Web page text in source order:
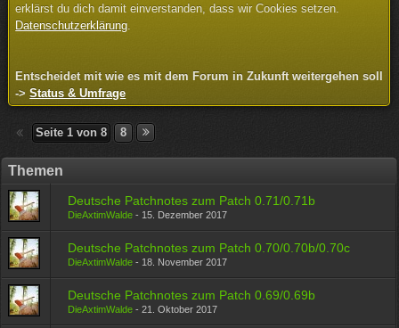
erklärst du dich damit einverstanden, dass wir Cookies setzen.
Datenschutzerklärung.
Entscheidet mit wie es mit dem Forum in Zukunft weitergehen soll
->Status & Umfrage
Seite 1 von 8 8
Themen
Deutsche Patchnotes zum Patch 0.71/0.71b
DieAxtimWalde - 15. Dezember 2017
Deutsche Patchnotes zum Patch 0.70/0.70b/0.70c
DieAxtimWalde - 18. November 2017
Deutsche Patchnotes zum Patch 0.69/0.69b
DieAxtimWalde -21. Oktober 2017